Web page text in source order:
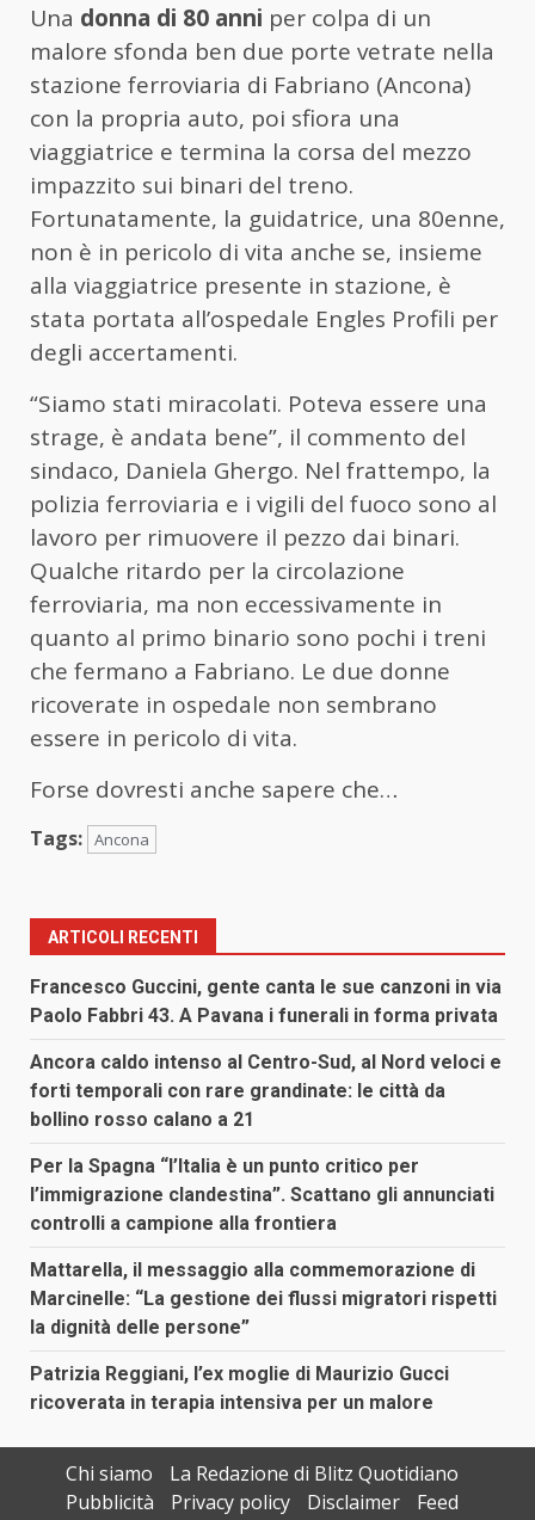
Una donna di 80 anni per colpa di un
malore sfonda ben due porte vetrate nella
stazione ferroviaria di Fabriano (Ancona)
con la propria auto, poi sfiora una
viaggiatrice e termina la corsa del mezzo
impazzito sui binari del treno.
Fortunatamente, la guidatrice, una 80enne,
non è in pericolo di vita anche se, insieme
alla viaggiatrice presente in stazione, è
stata portata all’ospedale Engles Profili per
degli accertamenti.
“Siamo stati miracolati. Poteva essere una
strage, è andata bene”, il commento del
sindaco, Daniela Ghergo. Nel frattempo, la
polizia ferroviaria e i vigili del fuoco sono al
lavoro per rimuovere il pezzo dai binari.
Qualche ritardo per la circolazione
ferroviaria, ma non eccessivamente in
quanto al primo binario sono pochi i treni
che fermano a Fabriano. Le due donne
ricoverate in ospedale non sembrano
essere in pericolo di vita.
Forse dovresti anche sapere che…
Tags: Ancona
ARTICOLI RECENTI
Francesco Guccini, gente canta le sue canzoni in via
Paolo Fabbri 43. A Pavana i funerali in forma privata
Ancora caldo intenso al Centro-Sud, al Nord veloci e
forti temporali con rare grandinate: le città da
bollino rosso calano a 21
Per la Spagna “l’Italia è un punto critico per
l’immigrazione clandestina”. Scattano gli annunciati
controlli a campione alla frontiera
Mattarella, il messaggio alla commemorazione di
Marcinelle: “La gestione dei flussi migratori rispetti
la dignità delle persone”
Patrizia Reggiani, l’ex moglie di Maurizio Gucci
ricoverata in terapia intensiva per un malore
Chi siamo
La Redazione di Blitz Quotidiano
Pubblicità
Privacy policy Disclaimer Feed